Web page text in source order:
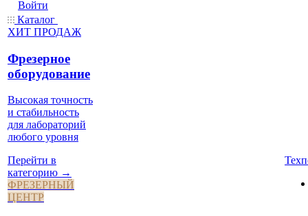
Войти
Каталог
ХИТ ПРОДАЖ
Фрезерное
оборудование
Высокая точность
и стабильность
для лабораторий
любого уровня
Перейти в
категорию →
ФРЕЗЕРНЫЙ
ЦЕНТР